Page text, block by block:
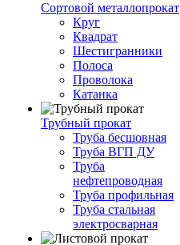
Сортовой металлопрокат
Круг
Квадрат
Шестигранники
Полоса
Проволока
Катанка
Трубный прокат
Труба бесшовная
Труба ВГП ДУ
Труба
нефтепроводная
Труба профильная
Труба стальная
электросварная